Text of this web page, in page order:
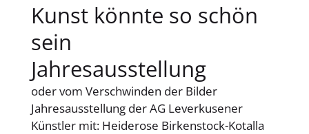
Kunst könnte so schön
sein
Jahresausstellung
oder vom Verschwinden der Bilder
Jahresausstellung der AG Leverkusener
Künstler mit: Heiderose Birkenstock-Kotalla